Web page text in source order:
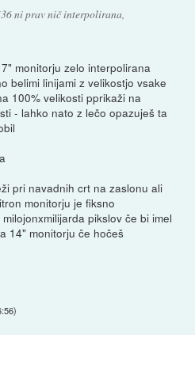
ni prav nič interpolirana,
monitorju zelo interpolirana
belimi linijami z velikostjo vsake
100% velikosti pprikaži na
- lahko nato z lečo opazuješ ta
pri navadnih crt na zaslonu ali
monitorju je fiksno
pikslov če bi imel
14" monitorju če hočeš
)